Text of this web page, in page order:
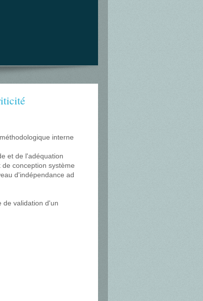
interne
et de l'adéquation
conception système
d'indépendance ad
de validation d'un